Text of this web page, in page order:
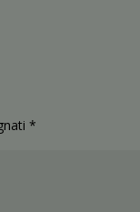
*